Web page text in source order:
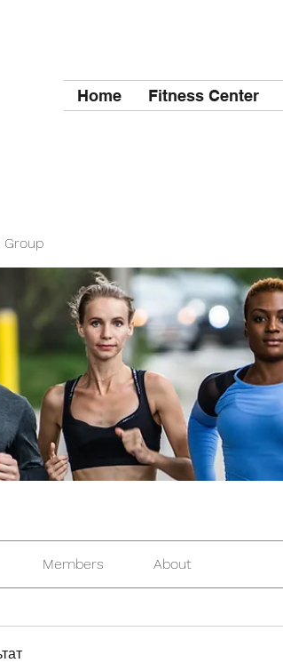
Home Fitness Center
Group
Members About